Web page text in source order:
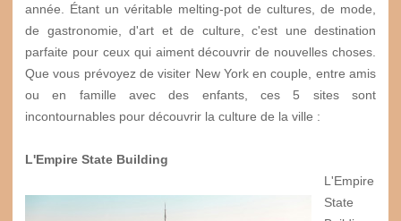
année. Étant un véritable melting-pot de cultures, de mode,
de gastronomie, d'art et de culture, c'est une destination
parfaite pour ceux qui aiment découvrir de nouvelles choses.
Que vous prévoyez de visiter New York en couple, entre amis
ou en famille avec des enfants, ces 5 sites sont
incontournables pour découvrir la culture de la ville :
L'Empire State Building
L'Empire
State